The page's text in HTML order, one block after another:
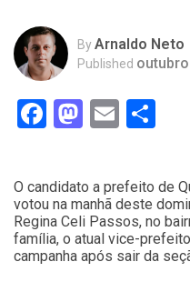
ByArnaldo Neto
Published
Facebook
Email
O candidato a prefeito de
votou na manhã deste
Regina Celi Passos, no
família, o atual vice-
campanha após sair da